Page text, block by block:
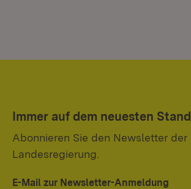
Immer auf dem neuesten Stand
Abonnieren Sie den Newsletter der
Landesregierung.
E-Mail zur Newsletter-Anmeldung